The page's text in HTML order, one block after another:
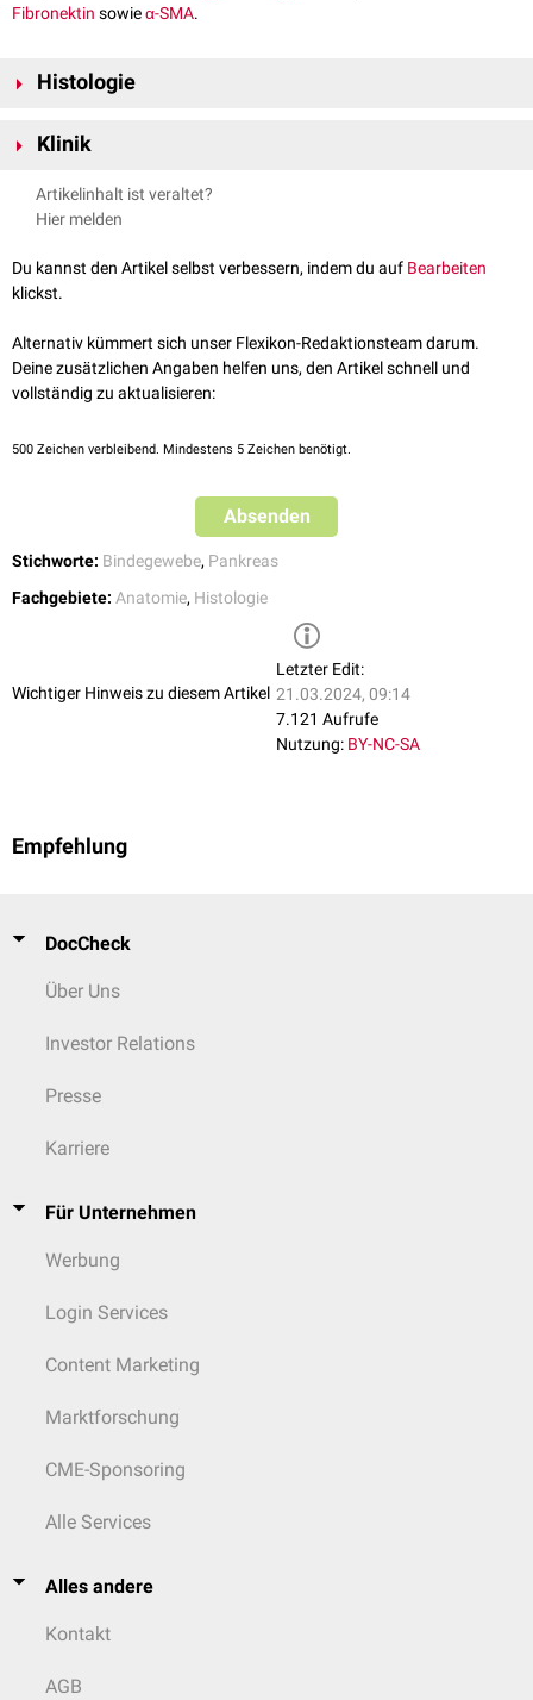
Fibronektin sowieα-SMA.
Histologie
speichernde Fetttröpfchen im Zytoplasma und befinden sich
Pankreasgewebesaus.
Klinik
Im Rahmen einer chronischen Pankreatitis
des Pankreas kommt es zu einer Überproduktion von
fibrotischen
Prozessen des Organs.
Artikelinhalt ist veraltet?
Hier melden
Du kannst den Artikel selbst verbessern, indem du auf Bearbeiten
klickst.
Alternativ kümmert sich unser Flexikon-Redaktionsteam darum.
Deine zusätzlichen Angaben helfen uns, den Artikel schnell und
vollständig zu aktualisieren:
500 Zeichen verbleibend. Mindestens 5 Zeichen benötigt.
Absenden
Stichworte: Bindegewebe, Pankreas
Fachgebiete: Anatomie, Histologie
Wichtiger Hinweis zu diesem Artikel
Letzter Edit:
21.03.2024, 09:14
7.121 Aufrufe
Nutzung: BY-NC-SA
Empfehlung
DocCheck
Über Uns
Investor Relations
Presse
Karriere
Für Unternehmen
Werbung
Login Services
Content Marketing
Marktforschung
CME-Sponsoring
Alle Services
Alles andere
Kontakt
AGB